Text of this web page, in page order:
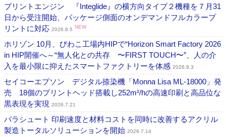
プリントエンジン 『Integlide』の横方向タイプ２機種を７月31
日から受注開始、パッケージ側面のオンデマンドフルカラープ
リントに対応 2026.8.5 NEW
ホリゾン 10月、びわこ工場内HIPで“Horizon Smart Factory 2026
in HIP開催へ～“無人化との共存 〜FIRST TOUCH〜”、人の介
入を最小限に抑えたスマートファクトリーを体感 2026.8.3
セイコーエプソン デジタル捺染機「Monna Lisa ML-18000」発
売 18個のプリントヘッド搭載し252m²/hの高速印刷と高品位な
黒表現を実現 2026.7.21
パラシュート 印刷速度と材料コストを同時に改善するアクリル
製造トータルソリューションを開始 2026.7.14